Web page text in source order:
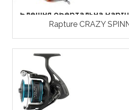
Блешня обертальна
Rapture CRAZY